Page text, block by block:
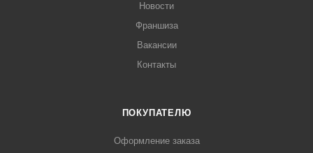
Новости
Франшиза
Вакансии
Контакты
ПОКУПАТЕЛЮ
Оформление заказа